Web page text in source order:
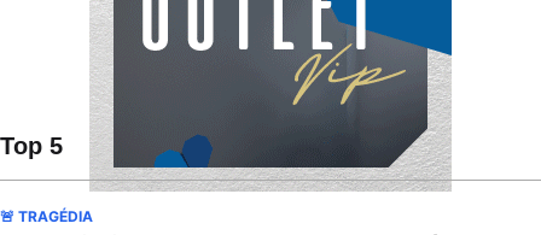
Top 5
🚨 TRAGÉDIA